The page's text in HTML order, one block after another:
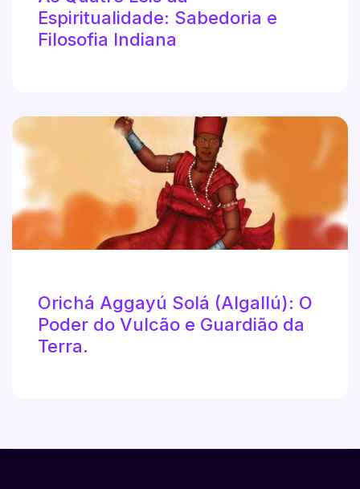
Espiritualidade: Sabedoria e
Filosofia Indiana
Orichá Aggayú Solá (Algallú): O
Poder do Vulcão e Guardião da
Terra.